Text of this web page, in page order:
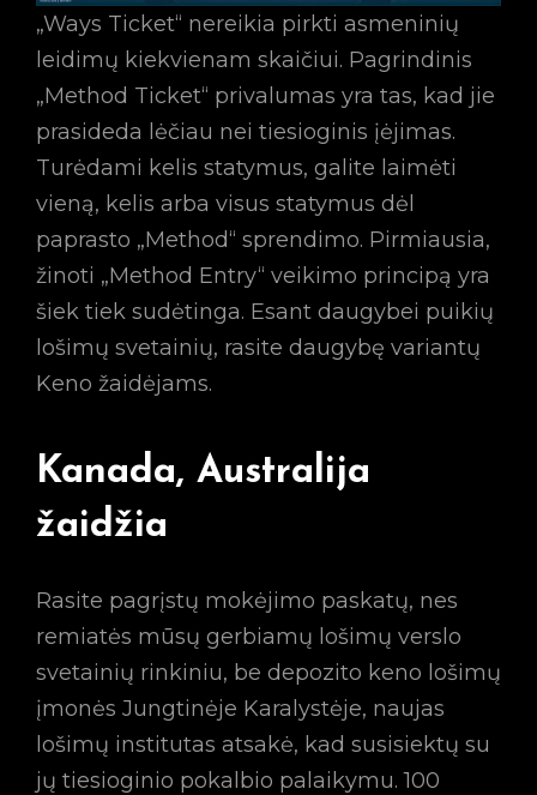
„Ways Ticket“ nereikia pirkti asmeninių
leidimų kiekvienam skaičiui. Pagrindinis
„Method Ticket“ privalumas yra tas, kad jie
prasideda lėčiau nei tiesioginis įėjimas.
Turėdami kelis statymus, galite laimėti
vieną, kelis arba visus statymus dėl
paprasto „Method“ sprendimo. Pirmiausia,
žinoti „Method Entry“ veikimo principą yra
šiek tiek sudėtinga. Esant daugybei puikių
lošimų svetainių, rasite daugybę variantų
Keno žaidėjams.
Kanada, Australija
žaidžia
Rasite pagrįstų mokėjimo paskatų, nes
remiatės mūsų gerbiamų lošimų verslo
svetainių rinkiniu, be depozito keno lošimų
įmonės Jungtinėje Karalystėje, naujas
lošimų institutas atsakė, kad susisiektų su
jų tiesioginio pokalbio palaikymu. 100